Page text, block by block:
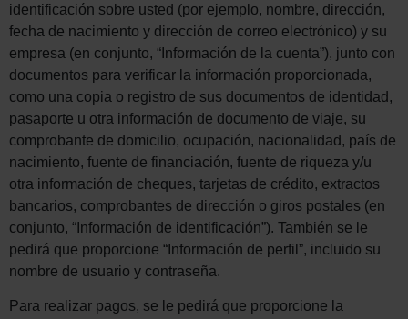
identificación sobre usted (por ejemplo, nombre, dirección,
fecha de nacimiento y dirección de correo electrónico) y su
empresa (en conjunto, “Información de la cuenta”), junto con
documentos para verificar la información proporcionada,
como una copia o registro de sus documentos de identidad,
pasaporte u otra información de documento de viaje, su
comprobante de domicilio, ocupación, nacionalidad, país de
nacimiento, fuente de financiación, fuente de riqueza y/u
otra información de cheques, tarjetas de crédito, extractos
bancarios, comprobantes de dirección o giros postales (en
conjunto, “Información de identificación”). También se le
pedirá que proporcione “Información de perfil”, incluido su
nombre de usuario y contraseña.
Para realizar pagos, se le pedirá que proporcione la